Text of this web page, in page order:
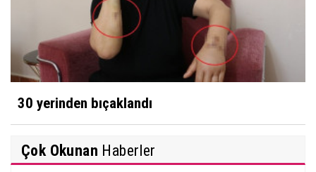
30 yerinden bıçaklandı
Çok Okunan Haberler